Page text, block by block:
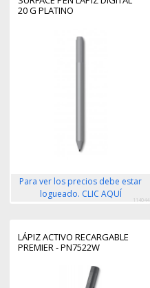
20 G PLATINO
Para ver los precios debe estar
logueado. CLIC AQUÍ
114044
LÁPIZ ACTIVO RECARGABLE
PREMIER - PN7522W